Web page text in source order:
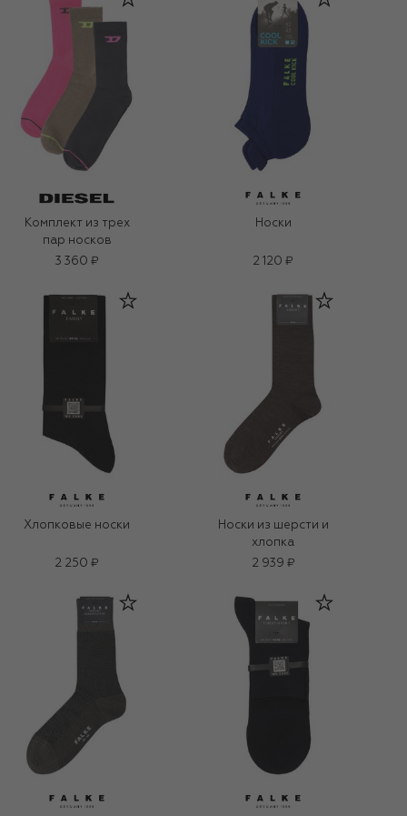
Комплект из трех
пар носков
3 360 ₽
Носки
2 120 ₽
Хлопковые носки
2 250 ₽
Носки из шерсти и
хлопка
2 939 ₽